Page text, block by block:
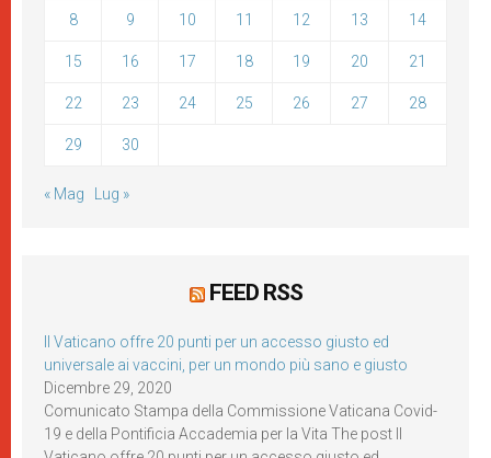
8 9 10 11 12 13 14
15 16 17 18 19 20 21
22 23 24 25 26 27 28
29 30
« Mag Lug »
FEED RSS
Il Vaticano offre 20 punti per un accesso giusto ed
universale ai vaccini, per un mondo più sano e giusto
Dicembre 29, 2020
Comunicato Stampa della Commissione Vaticana Covid-
19 e della Pontificia Accademia per la Vita The post Il